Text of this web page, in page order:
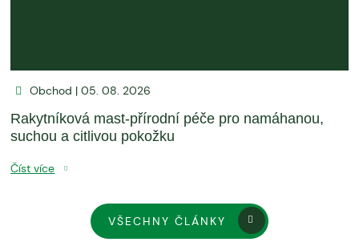
Obchod | 05. 08. 2026
Rakytníková mast-přírodní péče pro namáhanou,
suchou a citlivou pokožku
Číst více
VŠECHNY ČLÁNKY